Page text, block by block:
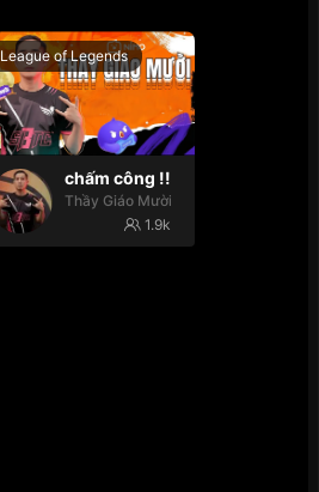
League of Legends
chấm công !!
Thầy Giáo Mười
1.9k